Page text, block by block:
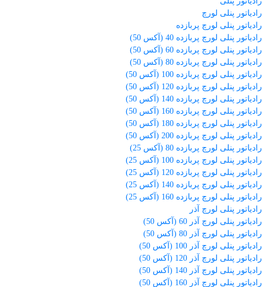
رادیاتور پنلی لورچ
رادیاتور پنلی لورچ پربازده
رادیاتور پنلی لورچ پربازده 40 (آکس 50)
رادیاتور پنلی لورچ پربازده 60 (آکس 50)
رادیاتور پنلی لورچ پربازده 80 (آکس 50)
رادیاتور پنلی لورچ پربازده 100 (آکس 50)
رادیاتور پنلی لورچ پربازده 120 (آکس 50)
رادیاتور پنلی لورچ پربازده 140 (آکس 50)
رادیاتور پنلی لورچ پربازده 160 (آکس 50)
رادیاتور پنلی لورچ پربازده 180 (آکس 50)
رادیاتور پنلی لورچ پربازده 200 (آکس 50)
رادیاتور پنلی لورچ پربازده 80 (آکس 25)
رادیاتور پنلی لورچ پربازده 100 (آکس 25)
رادیاتور پنلی لورچ پربازده 120 (آکس 25)
رادیاتور پنلی لورچ پربازده 140 (آکس 25)
رادیاتور پنلی لورچ پربازده 160 (آکس 25)
رادیاتور پنلی لورچ آذر
رادیاتور پنلی لورچ آذر 60 (آکس 50)
رادیاتور پنلی لورچ آذر 80 (آکس 50)
رادیاتور پنلی لورچ آذر 100 (آکس 50)
رادیاتور پنلی لورچ آذر 120 (آکس 50)
رادیاتور پنلی لورچ آذر 140 (آکس 50)
رادیاتور پنلی لورچ آذر 160 (آکس 50)